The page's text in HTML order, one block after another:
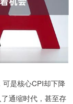
是核心CPI却下降
通缩时代，甚至存